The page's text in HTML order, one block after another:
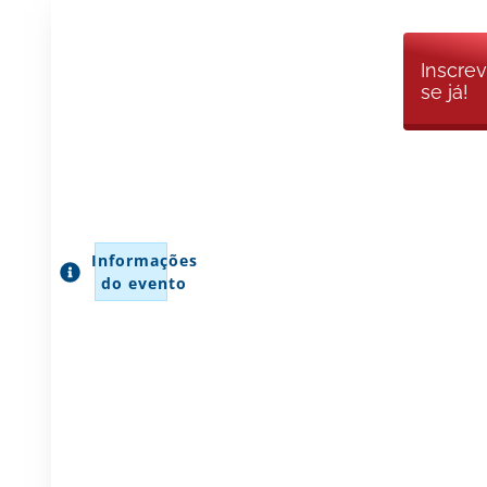
Informações
do evento
se já!